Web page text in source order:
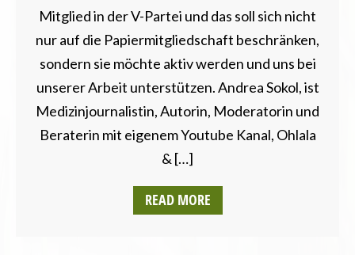
Mitglied in der V-Partei und das soll sich nicht
nur auf die Papiermitgliedschaft beschränken,
sondern sie möchte aktiv werden und uns bei
unserer Arbeit unterstützen. Andrea Sokol, ist
Medizinjournalistin, Autorin, Moderatorin und
Beraterin mit eigenem Youtube Kanal, Ohlala
& […]
READ MORE